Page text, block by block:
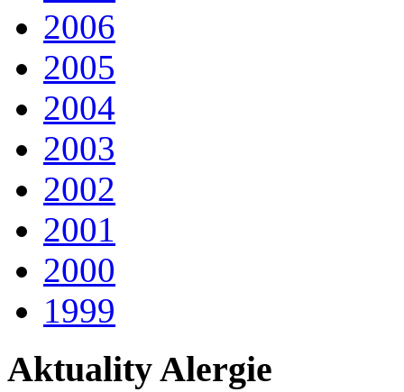
2006
2005
2004
2003
2002
2001
2000
1999
Aktuality Alergie